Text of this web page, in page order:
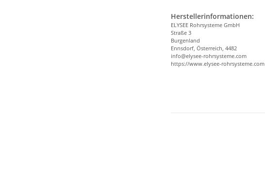
Herstellerinformationen:
ELYSEE Rohrsysteme GmbH
Straße 3
Burgenland
Ennsdorf, Österreich, 4482
info@elysee-rohrsysteme.com
https://www.elysee-rohrsysteme.com